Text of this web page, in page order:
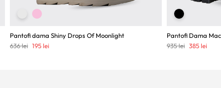
Pantofi dama Shiny Drops Of Moonlight
636lei Prețul
195lei
Pantofi Dama
935lei Prețul
385lei